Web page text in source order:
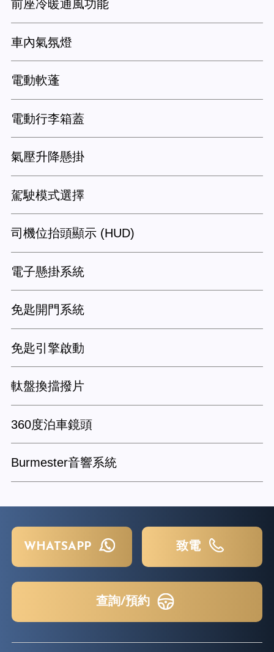
前座冷暖通風功能
車內氣氛燈
電動軟蓬
電動行李箱蓋
氣壓升降懸掛
駕駛模式選擇
司機位抬頭顯示 (HUD)
電子懸掛系統
免匙開門系統
免匙引擎啟動
軚盤換擋撥片
360度泊車鏡頭
Burmester音響系統
WHATSAPP 致電
查詢/預約